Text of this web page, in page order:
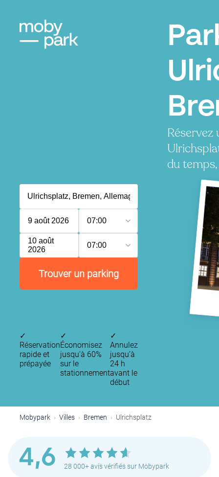
du
9 août 2026 07:00
10 août
2026
07:00
Trouver un parking
✓
Réservation
rapide et
prépayée
✓
Économisez
jusqu'à 60%
sur le
stationnement
✓
Annulez
jusqu’à
24 h
avant le
début
Mobypark Villes Bremen Ulrichsplatz
4,6 28 000+ avis vérifiés sur Mobypark